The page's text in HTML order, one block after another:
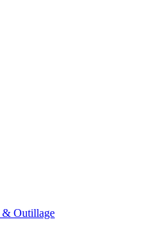
& Outillage